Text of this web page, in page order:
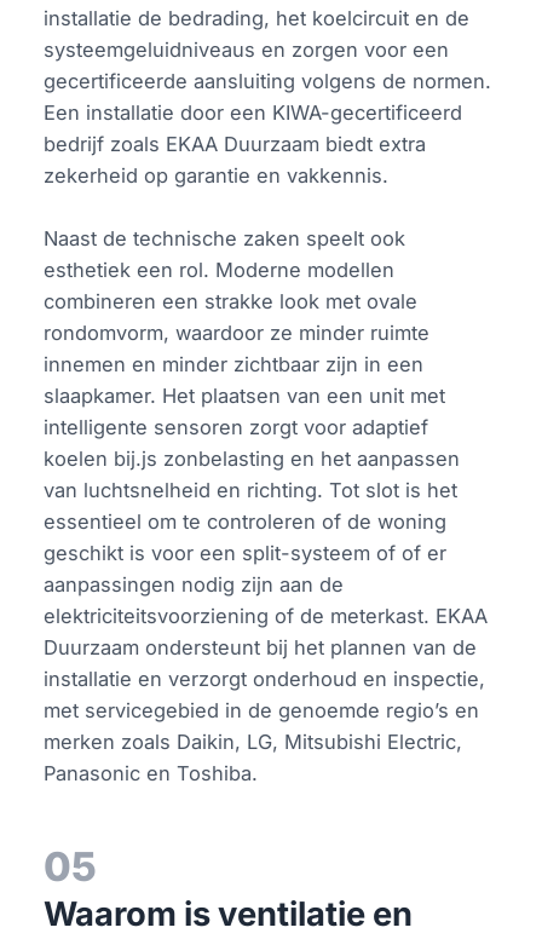
installatie de bedrading, het koelcircuit en de
systeemgeluidniveaus en zorgen voor een
gecertificeerde aansluiting volgens de normen.
Een installatie door een KIWA-gecertificeerd
bedrijf zoals EKAA Duurzaam biedt extra
zekerheid op garantie en vakkennis.
Naast de technische zaken speelt ook
esthetiek een rol. Moderne modellen
combineren een strakke look met ovale
rondomvorm, waardoor ze minder ruimte
innemen en minder zichtbaar zijn in een
slaapkamer. Het plaatsen van een unit met
intelligente sensoren zorgt voor adaptief
koelen bij.js zonbelasting en het aanpassen
van luchtsnelheid en richting. Tot slot is het
essentieel om te controleren of de woning
geschikt is voor een split-systeem of of er
aanpassingen nodig zijn aan de
elektriciteitsvoorziening of de meterkast. EKAA
Duurzaam ondersteunt bij het plannen van de
installatie en verzorgt onderhoud en inspectie,
met servicegebied in de genoemde regio’s en
merken zoals Daikin, LG, Mitsubishi Electric,
Panasonic en Toshiba.
05
Waarom is ventilatie en